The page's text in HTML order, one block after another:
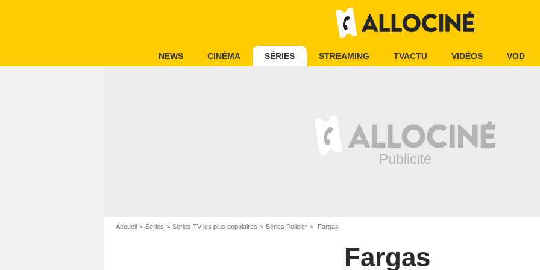
NEWS CINÉMA SÉRIES STREAMING TVACTU VIDÉOS VOD
Accueil Séries Séries TV les plus populaires Séries Policier Fargas
Fargas